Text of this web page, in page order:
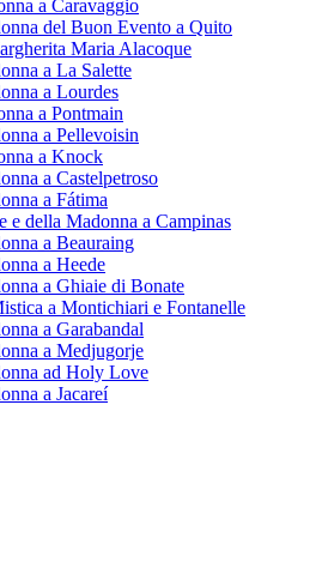
a Caravaggio
del Buon Evento a Quito
Maria Alacoque
a La Salette
a Lourdes
a Pontmain
a Pellevoisin
a Knock
a Castelpetroso
a Fátima
e della Madonna a Campinas
a Beauraing
a Heede
a Ghiaie di Bonate
a Montichiari e Fontanelle
a Garabandal
a Medjugorje
ad Holy Love
a Jacareí